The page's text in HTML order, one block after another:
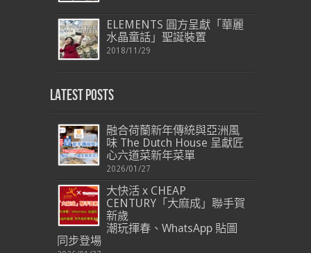
ELEMENTS 圓方呈獻「華麗
水晶童話」聖誕裝置
2018/11/29
Latest Posts
融合荷蘭新年傳統與亞洲風
味 The Dutch House 呈獻匠
心六道菜新年菜單
2026/01/27
大快活 x CHEAP
CENTURY「大麻成」聯手賀
新歲
潮玩揮春、WhatsApp 貼圖
同步登場